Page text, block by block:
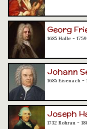
Georg
1685 Halle -
Johann
1685 Eisenach -
Joseph
1732 Rohrau -